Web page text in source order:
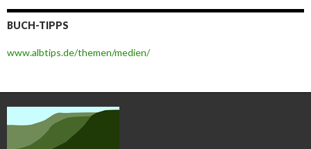
BUCH-TIPPS
www.albtips.de/themen/medien/